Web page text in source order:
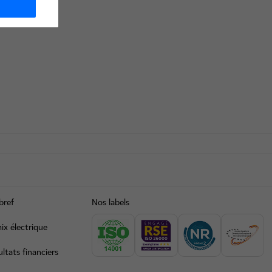
électrique
financiers
Nos labels